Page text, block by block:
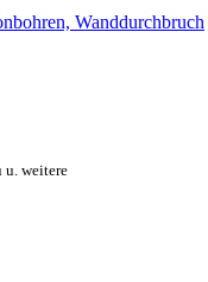
Wanddurchbruch
u. weitere